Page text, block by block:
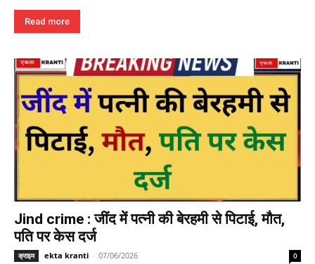
Read more
Jind crime : जींद में पत्नी की बेरहमी से पिटाई, मौत,
पति पर केस दर्ज
क्राइम ekta kranti - 07/06/2026 0